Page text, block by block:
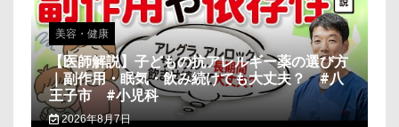
美容・健康
【医師解説】子どもの抗アレルギー薬の選び方
｜副作用・眠気・飲み続けても大丈夫？ #八
王子市 #小児科
2026年8月7日